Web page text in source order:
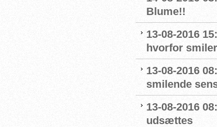
Blume!!
13-08-2016
hvorfor
13-08-2016
smilende
13-08-2016
udsættes